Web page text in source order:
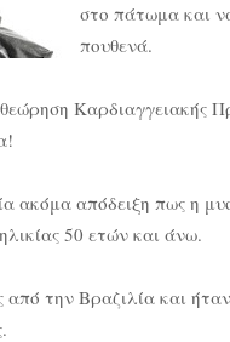
στο πάτωμα και
πουθενά.
Καρδιαγγειακής
ακόμα απόδειξη πως η
50 ετών και άνω.
από την Βραζιλία και